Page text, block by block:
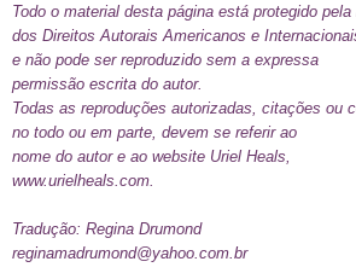
Todo o material desta página está protegido pela
dos Direitos Autorais Americanos e
e não pode ser reproduzido sem a expressa
permissão escrita do autor.
Todas as reproduções autorizadas, citações ou
no todo ou em parte, devem se referir ao
nome do autor e ao website Uriel Heals,
www.urielheals.com.
Tradução: Regina Drumond
reginamadrumond@yahoo.com.br